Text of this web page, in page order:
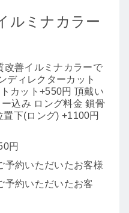
ルミナカラー
改善イルミナカラーで
ディレクターカット
カット+550円 頂戴い
込み ロング料金 鎖骨
下(ロング) +1100円
円
予約いただいたお客様
予約いただいたお客